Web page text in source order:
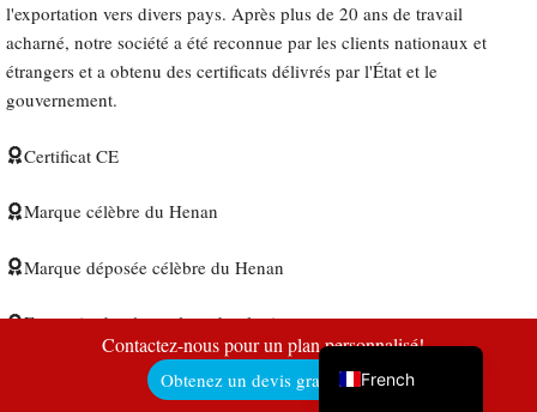
l'exportation vers divers pays. Après plus de 20 ans de travail
acharné, notre société a été reconnue par les clients nationaux et
étrangers et a obtenu des certificats délivrés par l'État et le
gouvernement.
Certificat CE
Marque célèbre du Henan
Marque déposée célèbre du Henan
Entreprise basée sur la technologie
Site de démonstration d'entrepreneuriat pour les travailleurs
Contactez-nous pour un plan personnalisé!
Obtenez un devis gratuit ici !French
English
Indonesian
Malay